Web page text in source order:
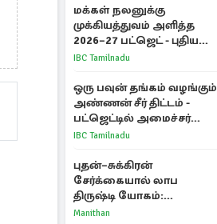
மக்கள் நலனுக்கு
முக்கியத்துவம் அளித்த
2026–27 பட்ஜெட் - புதிய
நலத்திட்டங்கள்
IBC Tamilnadu
ஒரு பவுன் தங்கம் வழங்கும்
அண்ணன் சீர் திட்டம் -
பட்ஜெட்டில் அமைச்சர்
மரிய வில்சன் அறிவிப்பு!
IBC Tamilnadu
புதன்–சுக்கிரன்
சேர்க்கையால் லாப
திருஷ்டி யோகம்:
அதிர்ஷ்டம் பெறும் டாப் 3
Manithan